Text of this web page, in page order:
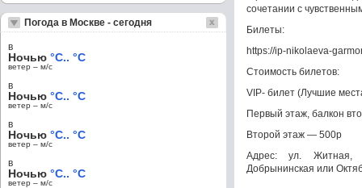
сочетании с
Билеты:
https://ip-nikolaeva-
Стоимость билетов:
VIP- билет (Лучшие
Первый этаж, балкон
Второй этаж — 500р
Адрес: ул.
Добрынинская или
Погода в Москве - сегодня
в
Ночью °C.. °C
ветер – м/c
в
Ночью °C.. °C
ветер – м/c
в
Ночью °C.. °C
ветер – м/c
в
Ночью °C.. °C
ветер – м/c